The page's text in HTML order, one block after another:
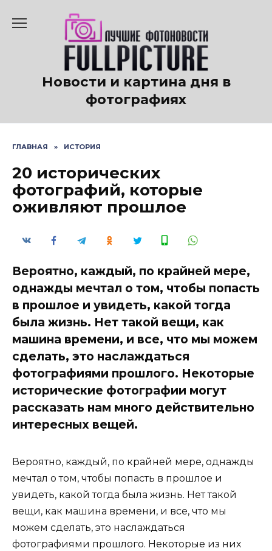
содержанию
Новости и картина дня в
фотографиях
ГЛАВНАЯ » ИСТОРИЯ
20 исторических
фотографий, которые
оживляют прошлое
Вероятно, каждый, по крайней мере,
однажды мечтал о том, чтобы попасть
в прошлое и увидеть, какой тогда
была жизнь. Нет такой вещи, как
машина времени, и все, что мы можем
сделать, это наслаждаться
фотографиями прошлого. Некоторые
исторические фотографии могут
рассказать нам много действительно
интересных вещей.
Вероятно, каждый, по крайней мере, однажды
мечтал о том, чтобы попасть в прошлое и
увидеть, какой тогда была жизнь. Нет такой
вещи, как машина времени, и все, что мы
можем сделать, это наслаждаться
фотографиями прошлого. Некоторые из них